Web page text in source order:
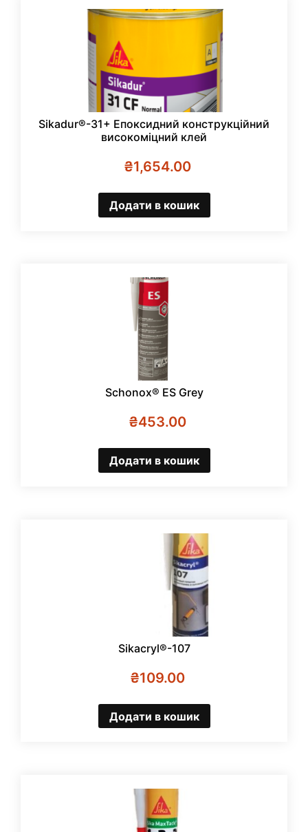
Sikadur®-31+ Епоксидний конструкційний
високоміцний клей
₴1,654.00
Додати в кошик
Schonox® ES Grey
₴453.00
Додати в кошик
Sikacryl®-107
₴109.00
Додати в кошик